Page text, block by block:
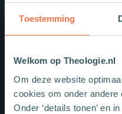
Toestemming
Welkom op Theologie.nl
Om deze website
cookies om onder
Onder ‘details tonen’ en